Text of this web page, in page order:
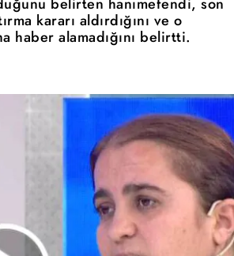
kararı aldırdığını ve o
haber alamadığını belirtti.